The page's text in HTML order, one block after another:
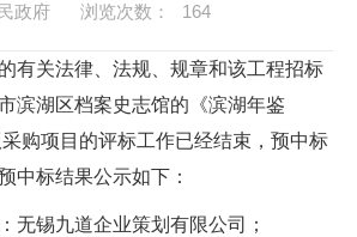
政府
浏览次数： 164
关法律、法规、规章和该工程招标
滨湖区档案史志馆的《滨湖年鉴
购项目的评标工作已经结束，预中标
中标结果公示如下：
锡九道企业策划有限公司；